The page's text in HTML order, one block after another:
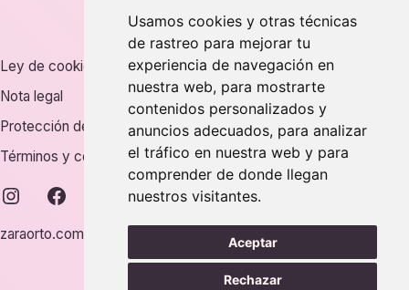
Usamos cookies y otras técnicas
de rastreo para mejorar tu
experiencia de navegación en
nuestra web, para mostrarte
contenidos personalizados y
anuncios adecuados, para analizar
el tráfico en nuestra web y para
comprender de donde llegan
nuestros visitantes.
Aceptar
Rechazar
zaraorto.com © 2026.
Ley de cookies
Nota legal
Protección de datos
Términos y condiciones
instagram